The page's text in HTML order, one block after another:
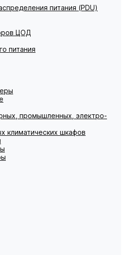
питания (PDU)
ЦОД
питания
промышленных, электро-
климатических шкафов